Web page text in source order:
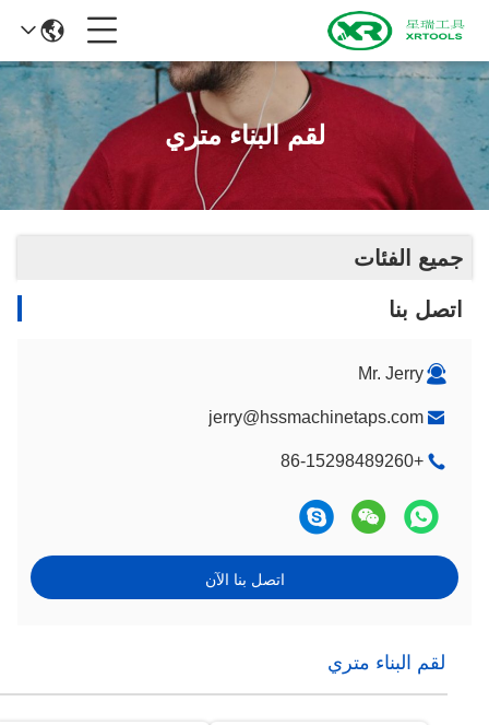
لقم البناء متري
جميع الفئات
اتصل بنا
Mr. Jerry
jerry@hssmachinetaps.com
+86-15298489260
اتصل بنا الآن
لقم البناء متري